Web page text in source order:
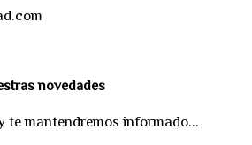
novedades
te mantendremos informado...